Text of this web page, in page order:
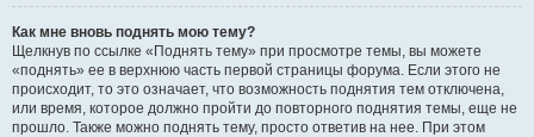
Как мне вновь поднять мою тему?
Щелкнув по ссылке «Поднять тему» при просмотре темы, вы можете
«поднять» ее в верхнюю часть первой страницы форума. Если этого не
происходит, то это означает, что возможность поднятия тем отключена,
или время, которое должно пройти до повторного поднятия темы, еще не
прошло. Также можно поднять тему, просто ответив на нее. При этом